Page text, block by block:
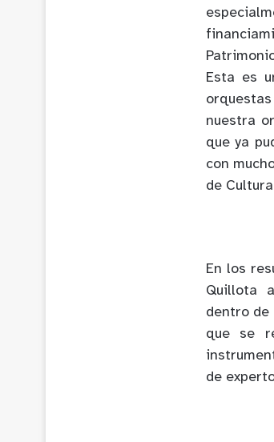
Esta es
nuestra
que ya
con
de
En los
Quillota
dentro de
que se
de